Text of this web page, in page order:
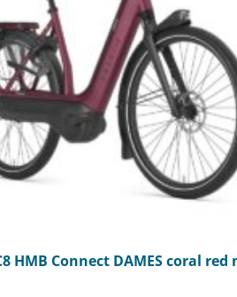
HMB Connect DAMES coral red